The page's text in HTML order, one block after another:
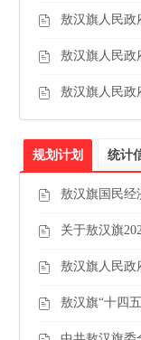
敖汉旗人民政
敖汉旗人民政
敖汉旗人民政
规划计划 统计
敖汉旗国民经
关于敖汉旗
敖汉旗人民政
敖汉旗“十四